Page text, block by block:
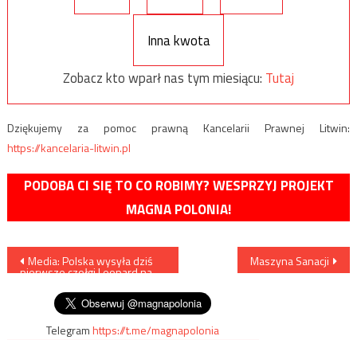
Inna kwota
Zobacz kto wparł nas tym miesiącu: Tutaj
Dziękujemy za pomoc prawną Kancelarii Prawnej Litwin:
https://kancelaria-litwin.pl
PODOBA CI SIĘ TO CO ROBIMY? WESPRZYJ PROJEKT
MAGNA POLONIA!
Nawigacja
wpisu
Media: Polska wysyła ​​dziś
pierwsze czołgi Leopard na
Maszyna Sanacji
Telegramhttps://t.me/magnapolonia